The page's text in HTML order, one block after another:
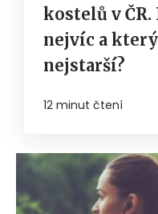
kostelů v ČR.
nejvíc a
nejstarší?
12 minut čtení